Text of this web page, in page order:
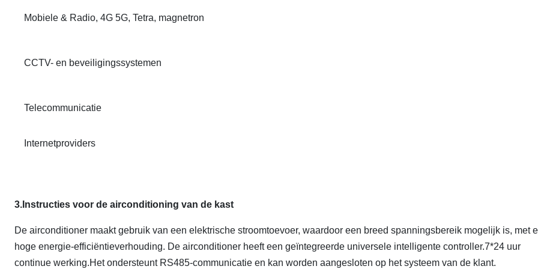
Mobiele & Radio, 4G 5G, Tetra, magnetron
CCTV- en beveiligingssystemen
Telecommunicatie
Internetproviders
3.Instructies voor de airconditioning van de kast
De airconditioner maakt gebruik van een elektrische stroomtoevoer, waardoor een breed spanningsbereik mogelijk is, met
hoge energie-efficiëntieverhouding. De airconditioner heeft een geïntegreerde universele intelligente controller.7*24 uur
continue werking.Het ondersteunt RS485-communicatie en kan worden aangesloten op het systeem van de klant.